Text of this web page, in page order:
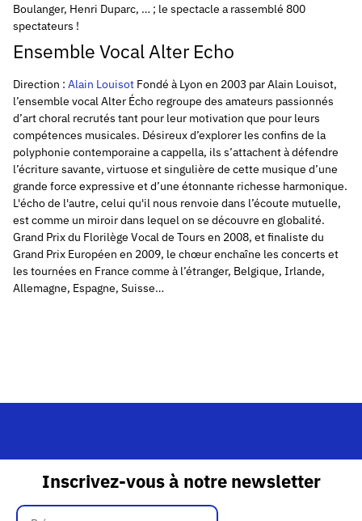
Boulanger, Henri Duparc, … ; le spectacle a rassemblé 800
spectateurs !
Ensemble Vocal Alter Echo
Direction : Alain Louisot Fondé à Lyon en 2003 par Alain Louisot,
l’ensemble vocal Alter Écho regroupe des amateurs passionnés
d’art choral recrutés tant pour leur motivation que pour leurs
compétences musicales. Désireux d’explorer les confins de la
polyphonie contemporaine a cappella, ils s’attachent à défendre
l’écriture savante, virtuose et singulière de cette musique d’une
grande force expressive et d’une étonnante richesse harmonique.
L'écho de l'autre, celui qu'il nous renvoie dans l’écoute mutuelle,
est comme un miroir dans lequel on se découvre en globalité.
Grand Prix du Florilège Vocal de Tours en 2008, et finaliste du
Grand Prix Européen en 2009, le chœur enchaîne les concerts et
les tournées en France comme à l’étranger, Belgique, Irlande,
Allemagne, Espagne, Suisse…
Inscrivez-vous à notre newsletter